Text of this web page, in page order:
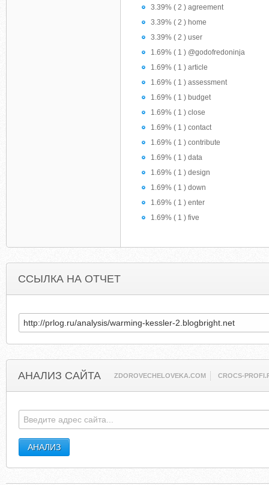
3.39% ( 2 ) agreement
3.39% ( 2 ) home
3.39% ( 2 ) user
1.69% ( 1 ) @godofredoninja
1.69% ( 1 ) article
1.69% ( 1 ) assessment
1.69% ( 1 ) budget
1.69% ( 1 ) close
1.69% ( 1 ) contact
1.69% ( 1 ) contribute
1.69% ( 1 ) data
1.69% ( 1 ) design
1.69% ( 1 ) down
1.69% ( 1 ) enter
1.69% ( 1 ) five
ССЫЛКА НА ОТЧЕТ
АНАЛИЗ САЙТА ZDOROVECHELOVEKA.COM CROCS-